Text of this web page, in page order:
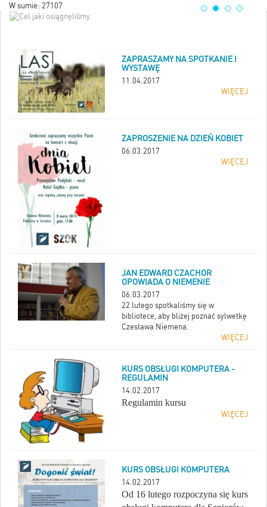
W sumie: 27107
Cel jaki osiągnęliśmy
ZAPRASZAMY NA SPOTKANIE I
WYSTAWĘ
11.04.2017
WIĘCEJ
ZAPROSZENIE NA DZIEŃ KOBIET
06.03.2017
WIĘCEJ
JAN EDWARD CZACHOR
OPOWIADA O NIEMENIE
06.03.2017
22 lutego spotkaliśmy się w
bibliotece, aby bliżej poznać sylwetkę
Czesława Niemena.
WIĘCEJ
KURS OBSŁUGI KOMPUTERA -
REGULAMIN
14.02.2017
Regulamin kursu
WIĘCEJ
KURS OBSŁUGI KOMPUTERA
14.02.2017
Od 16 lutego rozpoczyna się kurs